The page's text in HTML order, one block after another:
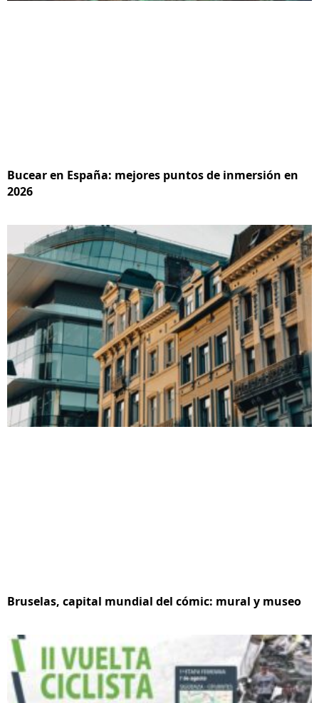
Bucear en España: mejores puntos de inmersión en
2026
Bruselas, capital mundial del cómic: mural y museo